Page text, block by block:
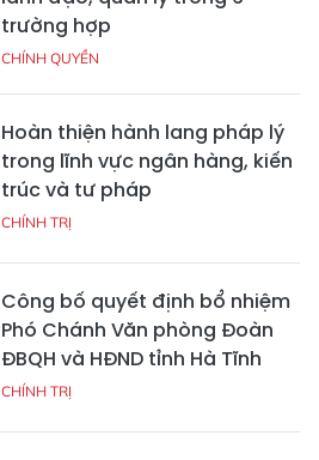
trường hợp
CHÍNH QUYỀN
Hoàn thiện hành lang pháp lý
trong lĩnh vực ngân hàng, kiến
trúc và tư pháp
CHÍNH TRỊ
Công bố quyết định bổ nhiệm
Phó Chánh Văn phòng Đoàn
ĐBQH và HĐND tỉnh Hà Tĩnh
CHÍNH TRỊ